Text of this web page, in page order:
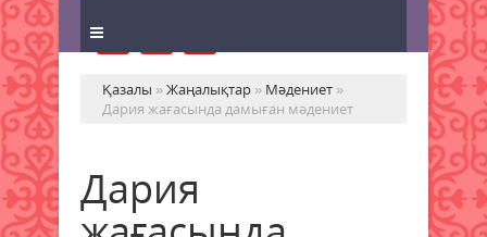
Қазалы »Жаңалықтар » Мәдениет »
Дария жағасында дамыған мәдениет
Дария